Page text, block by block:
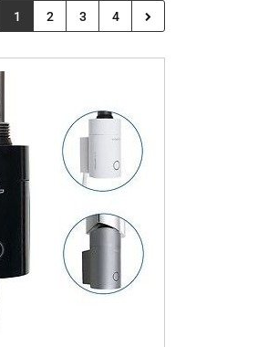
1 2 3 4